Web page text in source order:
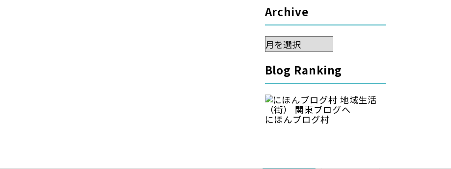
Archive
Archive
Blog Ranking
にほんブログ村